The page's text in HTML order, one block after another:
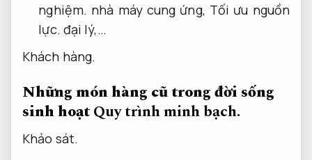
nghiệm. nhà máy cung ứng, Tối ưu nguồn
lực. đại lý,…
Khách hàng.
Những món hàng cũ trong đời sống
sinh hoạtQuy trình minh bạch.
Khảo sát.